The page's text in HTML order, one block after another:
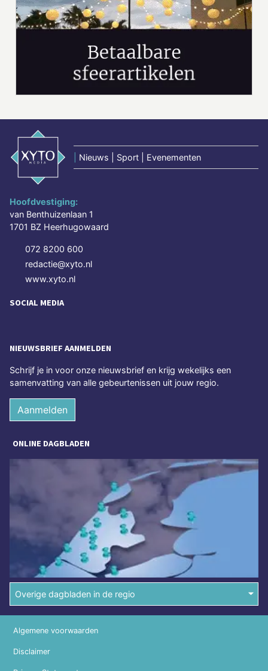
Nieuws | Sport | Evenementen
Hoofdvestiging:
van Benthuizenlaan 1
1701 BZ Heerhugowaard
072 8200 600
redactie@xyto.nl
www.xyto.nl
SOCIAL MEDIA
NIEUWSBRIEF AANMELDEN
Schrijf je in voor onze nieuwsbrief en krijg wekelijks een
samenvatting van alle gebeurtenissen uit jouw regio.
Aanmelden
ONLINE DAGBLADEN
Overige dagbladen in de regio
Algemene voorwaarden
Disclaimer